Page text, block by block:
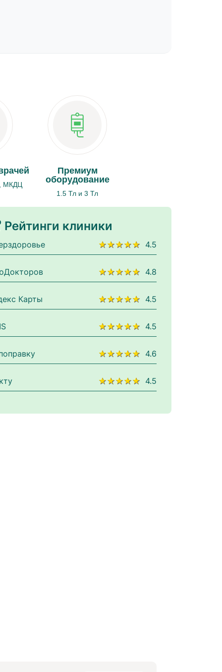
МКДЦ
Премиум
оборудование
1.5 Тл и 3 Тл
Рейтинги клиники
★★★★★ 4.5
★★★★★ 4.8
Карты ★★★★★ 4.5
★★★★★ 4.5
★★★★★ 4.6
★★★★★ 4.5